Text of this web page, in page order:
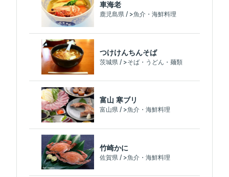
車海老
鹿児島県 / >魚介・海鮮料理
つけけんちんそば
茨城県 / >そば・うどん・麺類
富山 寒ブリ
富山県 / >魚介・海鮮料理
竹崎かに
佐賀県 / >魚介・海鮮料理